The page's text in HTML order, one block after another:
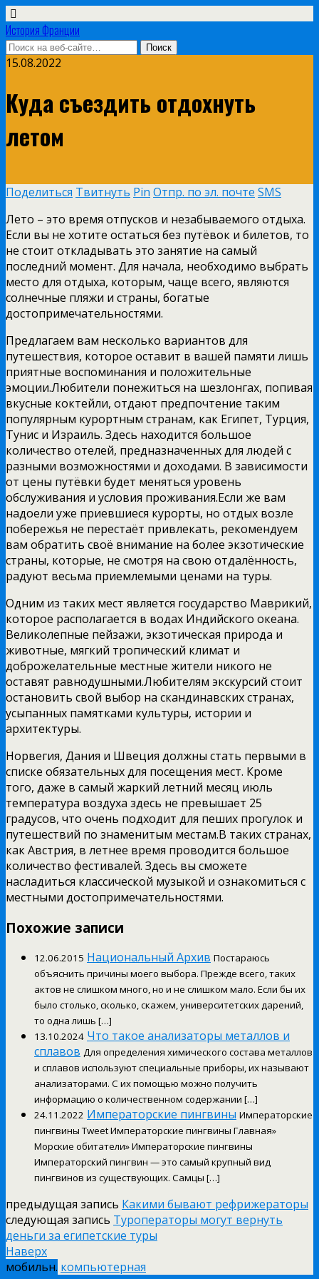
История Франции
15.08.2022
Куда съездить отдохнуть
летом
Поделиться Твитнуть Pin Отпр. по эл. почте SMS
Лето – это время отпусков и незабываемого отдыха.
Если вы не хотите остаться без путёвок и билетов, то
не стоит откладывать это занятие на самый
последний момент. Для начала, необходимо выбрать
место для отдыха, которым, чаще всего, являются
солнечные пляжи и страны, богатые
достопримечательностями.
Предлагаем вам несколько вариантов для
путешествия, которое оставит в вашей памяти лишь
приятные воспоминания и положительные
эмоции.Любители понежиться на шезлонгах, попивая
вкусные коктейли, отдают предпочтение таким
популярным курортным странам, как Египет, Турция,
Тунис и Израиль. Здесь находится большое
количество отелей, предназначенных для людей с
разными возможностями и доходами. В зависимости
от цены путёвки будет меняться уровень
обслуживания и условия проживания.Если же вам
надоели уже приевшиеся курорты, но отдых возле
побережья не перестаёт привлекать, рекомендуем
вам обратить своё внимание на более экзотические
страны, которые, не смотря на свою отдалённость,
радуют весьма приемлемыми ценами на туры.
Одним из таких мест является государство Маврикий,
которое располагается в водах Индийского океана.
Великолепные пейзажи, экзотическая природа и
животные, мягкий тропический климат и
доброжелательные местные жители никого не
оставят равнодушными.Любителям экскурсий стоит
остановить свой выбор на скандинавских странах,
усыпанных памятками культуры, истории и
архитектуры.
Норвегия, Дания и Швеция должны стать первыми в
списке обязательных для посещения мест. Кроме
того, даже в самый жаркий летний месяц июль
температура воздуха здесь не превышает 25
градусов, что очень подходит для пеших прогулок и
путешествий по знаменитым местам.В таких странах,
как Австрия, в летнее время проводится большое
количество фестивалей. Здесь вы сможете
насладиться классической музыкой и ознакомиться с
местными достопримечательностями.
Похожие записи
12.06.2015 Национальный Архив Постараюсь
объяснить причины моего выбора. Прежде всего, таких
актов не слишком много, но и не слишком мало. Если бы их
было столько, сколько, скажем, университетских дарений,
то одна лишь […]
13.10.2024 Что такое анализаторы металлов и
сплавов Для определения химического состава металлов
и сплавов используют специальные приборы, их называют
анализаторами. С их помощью можно получить
информацию о количественном содержании […]
24.11.2022 Императорские пингвины Императорские
пингвины Tweet Императорские пингвины Главная»
Морские обитатели» Императорские пингвины
Императорский пингвин — это самый крупный вид
пингвинов из существующих. Самцы […]
предыдущая запись Какими бывают рефрижераторы
следующая запись Туроператоры могут вернуть
деньги за египетские туры
Наверх
мобильн. компьютерная